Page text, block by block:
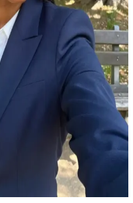
efter det vardagliga
sitter på en bänk och tittar
sitt hektiska liv. Plötsligt
om platsen bredvid henne är
dig ner. Samtalet börjar flyta på
upptäckter, och tiden går
ditt uppriktiga leende hennes
sin glädje över att ses igen.